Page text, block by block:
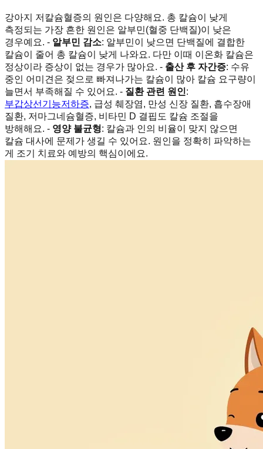
강아지 저칼슘혈증의 원인은 다양해요. 총 칼슘이 낮게
측정되는 가장 흔한 원인은 알부민(혈중 단백질)이 낮은
경우예요. - 알부민 감소: 알부민이 낮으면 단백질에 결합한
칼슘이 줄어 총 칼슘이 낮게 나와요. 다만 이때 이온화 칼슘은
정상이라 증상이 없는 경우가 많아요. - 출산 후 자간증: 수유
중인 어미견은 젖으로 빠져나가는 칼슘이 많아 칼슘 요구량이
늘면서 부족해질 수 있어요. - 질환 관련 원인:
부갑상선기능저하증, 급성 췌장염, 만성 신장 질환, 흡수장애
질환, 저마그네슘혈증, 비타민 D 결핍도 칼슘 조절을
방해해요. - 영양 불균형: 칼슘과 인의 비율이 맞지 않으면
칼슘 대사에 문제가 생길 수 있어요. 원인을 정확히 파악하는
게 조기 치료와 예방의 핵심이에요.